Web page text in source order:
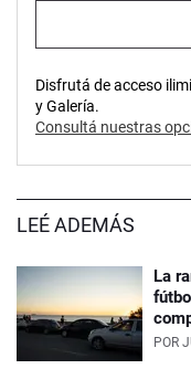
Disfrutá de acceso
y Galería.
Consultá nuestras
LEÉ ADEMÁS
La
POR